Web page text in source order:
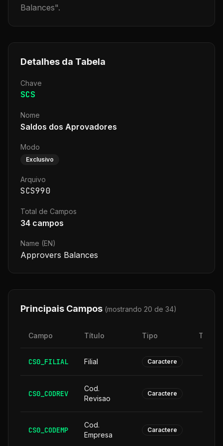
Balances".
Detalhes da Tabela
Chave
SCS
Nome
Saldos dos Aprovadores
Modo
Exclusivo
Arquivo
SCS990
Total de Campos
34 campos
Name (EN)
Approvers Balances
Principais Campos (mostrando 20 de 34)
Campo Título Tipo
CS0_FILIAL Filial Caractere
CS0_CODREV
Cod.
Revisao
Caractere
CS0_CODEMP
Cod.
Empresa
Caractere